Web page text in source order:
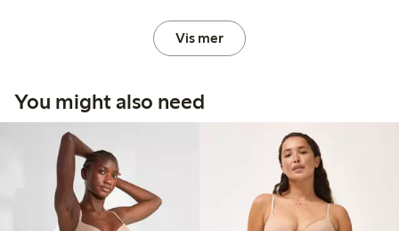
Vis mer
You might also need